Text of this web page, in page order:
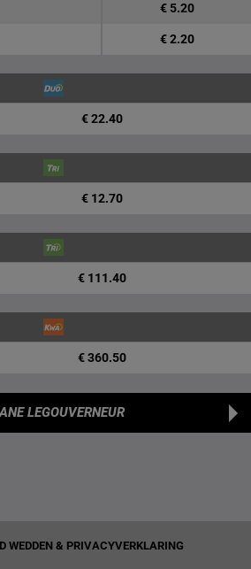
€ 5.20
€ 2.20
€ 22.40
€ 12.70
€ 111.40
€ 360.50
LEGOUVERNEUR
WEDDEN & PRIVACYVERKLARING